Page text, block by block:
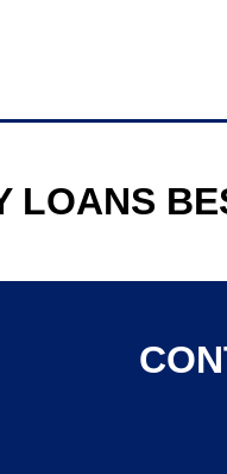
LOANS